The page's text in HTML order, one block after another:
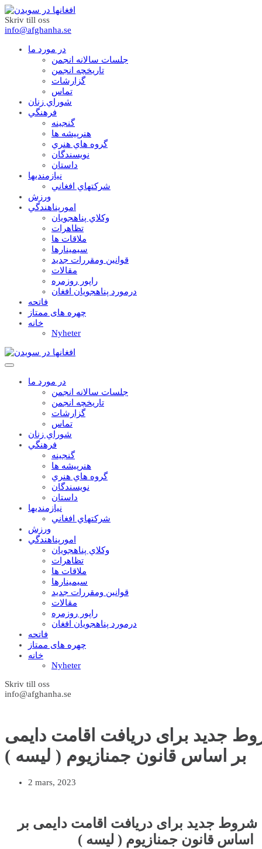
Skriv till oss
info@afghanha.se
در مورد ما
جلسات سالانه انجمن
تاریخچه انجمن
گزارشات
تماس
شوراي زنان
فرهنگي
گنجينه
هنرپيشه ها
گروه هاي هنري
نويسندگان
داستان
نيازمنديها
شرکتهاي افغاني
ورزش
امورپناهندگي
وکلاي پناهجويان
تظاهرات
ملاقات ها
سيمينارها
قوانين ومقررات جديد
مقالات
راپور روزمره
درمورد پناهجويان افغان
فاتحه
چهره های ممتاز
خانه
Nyheter
در مورد ما
جلسات سالانه انجمن
تاریخچه انجمن
گزارشات
تماس
شوراي زنان
فرهنگي
گنجينه
هنرپيشه ها
گروه هاي هنري
نويسندگان
داستان
نيازمنديها
شرکتهاي افغاني
ورزش
امورپناهندگي
وکلاي پناهجويان
تظاهرات
ملاقات ها
سيمينارها
قوانين ومقررات جديد
مقالات
راپور روزمره
درمورد پناهجويان افغان
فاتحه
چهره های ممتاز
خانه
Nyheter
Skriv till oss
info@afghanha.se
جدید برای دریافت اقامت دایمی
2 mars, 2023
شروط جدید برای دریافت اقامت دا یمی بر